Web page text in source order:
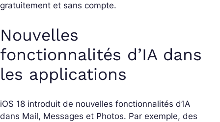
gratuitement et sans compte.
Nouvelles
fonctionnalités d’IA dans
les applications
iOS 18 introduit de nouvelles fonctionnalités d’IA
dans Mail, Messages et Photos. Par exemple, des